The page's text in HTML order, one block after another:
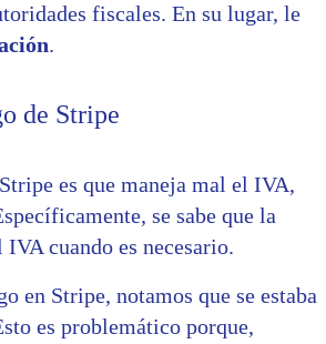
fiscales. En su lugar, le
.
de Stripe
es que maneja mal el IVA,
se sabe que la
cuando es necesario.
en Stripe, notamos que se estaba
es problemático porque,